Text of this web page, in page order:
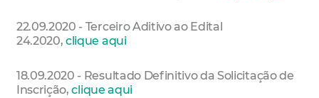
22.09.2020 - Terceiro Aditivo ao Edital
24.2020,clique aqui
18.09.2020 - Resultado Definitivo da Solicitação de
Inscrição,clique aqui